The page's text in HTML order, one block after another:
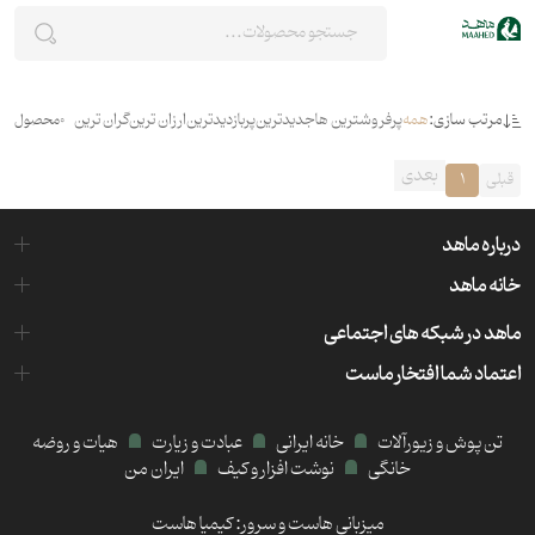
مرتب سازی:همهپرفروشترین هاجدیدترینپربازدیدترینارزان ترینگران ترین 0محصول
قبلی 1 بعدی
درباره ماهد
خانه ماهد
ماهد در شبکه های اجتماعی
اعتماد شما افتخار ماست
تن پوش و زیورآلات خانه ایرانی عبادت و زیارت
هیات و روضه
خانگی
نوشت افزار و کیف
ایران من
میزبانی هاست و سرور:کیمیا هاست